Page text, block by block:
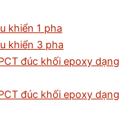
khiển 1 pha
khiển 3 pha
đúc khối epoxy dạng
đúc khối epoxy dạng